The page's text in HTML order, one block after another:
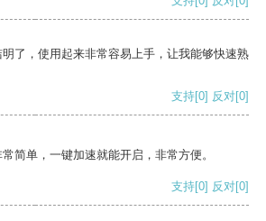
了，使用起来非常容易上手，让我能够快速熟
支持[0] 反对[0]
简单，一键加速就能开启，非常方便。
支持[0] 反对[0]